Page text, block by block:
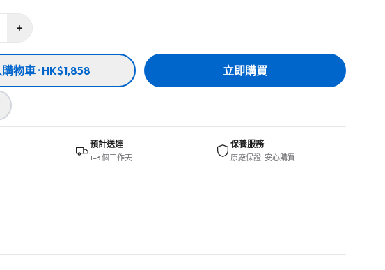
+
物車 · HK$1,858 立即購買
預計送達
1–3 個工作天
保養服務
原廠保證 · 安心購買